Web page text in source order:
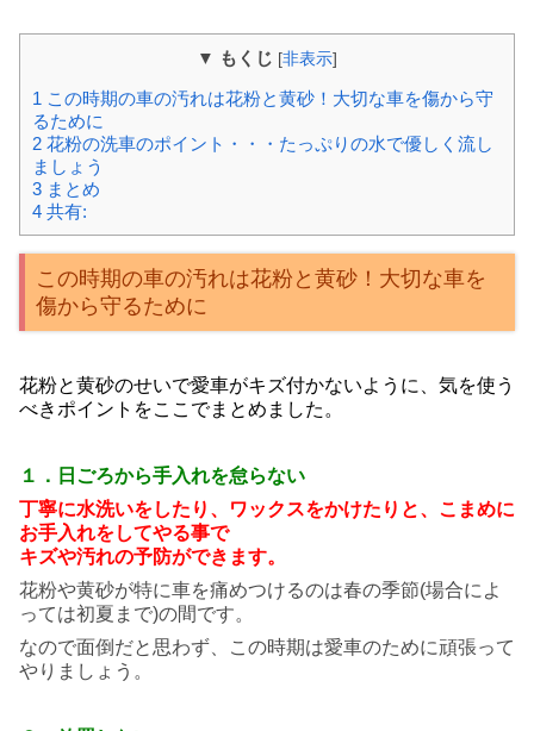
▼ もくじ [非表示]
1 この時期の車の汚れは花粉と黄砂！大切な車を傷から守
るために
2 花粉の洗車のポイント・・・たっぷりの水で優しく流し
ましょう
3 まとめ
4 共有:
この時期の車の汚れは花粉と黄砂！大切な車を
傷から守るために
花粉と黄砂のせいで愛車がキズ付かないように、 気を使う
べきポイントをここでまとめました。
１．日ごろから手入れを怠らない
丁寧に水洗いをしたり、
ワックスをかけたりと、 こまめに
お手入れをしてやる事で
キズや汚れの予防ができます。
花粉や黄砂が特に車を痛めつけるのは春の季節(場合によ
っては初夏まで)の間です。
なので面倒だと思わず、この時期は愛車のために頑張って
やりましょう。